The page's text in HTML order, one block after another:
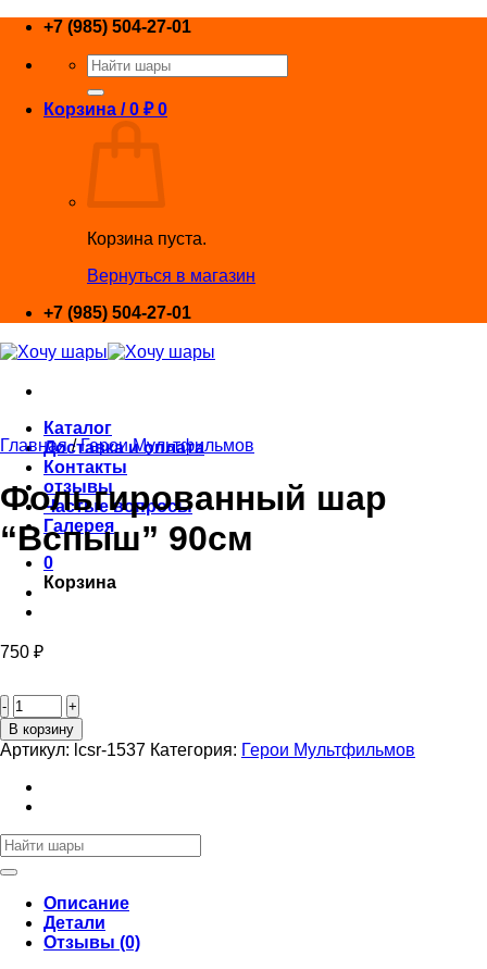
Skip
content
+7 (985) 504-27-01
Искать:
Корзина /0 ₽ 0
Корзина пуста.
Вернуться в магазин
+7 (985) 504-27-01
Каталог
Доставка и оплата
Контакты
отзывы
Частые вопросы
Галерея
0
Корзина
Главная / Герои Мультфильмов
Фольгированный шар
“Вспыш” 90см
750 ₽
товара
Фольгированный
шар
90см
В корзину
Артикул: lcsr-1537 Категория: Герои Мультфильмов
Искать:
Описание
Детали
Отзывы (0)